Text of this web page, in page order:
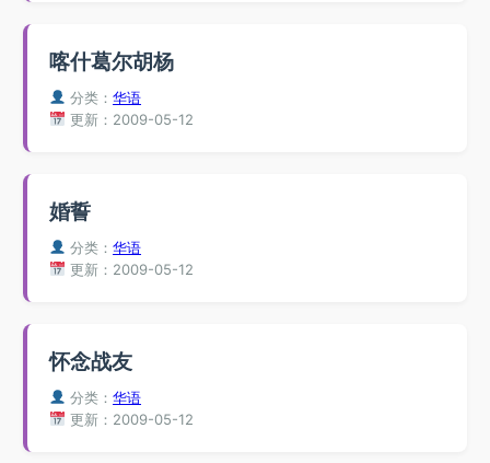
喀什葛尔胡杨
分类：华语
更新：2009-05-12
婚誓
分类：华语
更新：2009-05-12
怀念战友
分类：华语
更新：2009-05-12